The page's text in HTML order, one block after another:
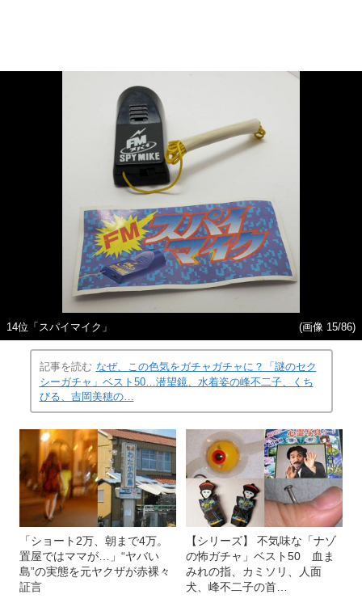
14位「スパイマイク」 (画像 15/86)
記事を読む なぜ、この色気をガチャガチャに？「謎のセク
シーガチャ」ベスト50…潜望鏡、水着姿の峰不二子、くち
びる、吉岡美穂の…
「ショート2万、朝まで4万。
置屋ではママが…」“ヤバい
島”の実態を元ヤクザが赤裸々
証言
【シリーズ】 不気味な「ナゾ
の怖ガチャ」ベスト50 血ま
みれの指、カミソリ、人面
犬、峰不二子の首…